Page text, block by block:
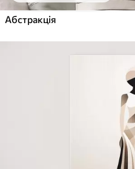
Абстракція